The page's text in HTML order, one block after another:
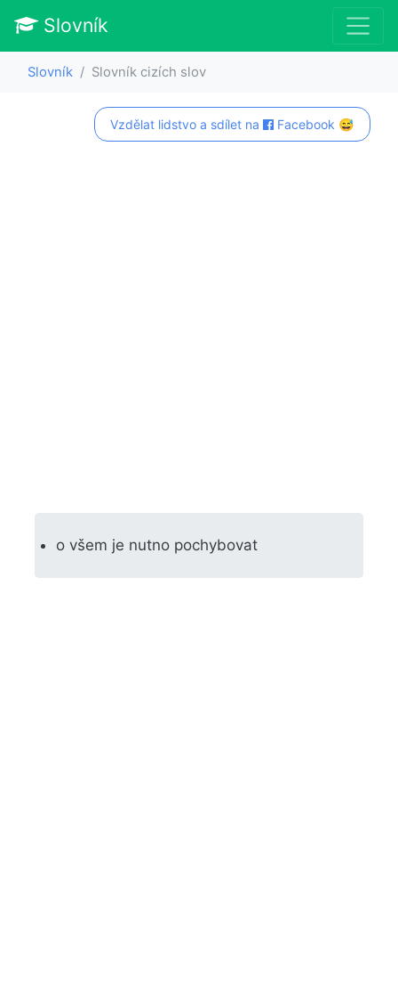
Slovník
Slovník Slovník cizích slov
Vzdělat lidstvo a sdílet na Facebook 😅
o všem je nutno pochybovat